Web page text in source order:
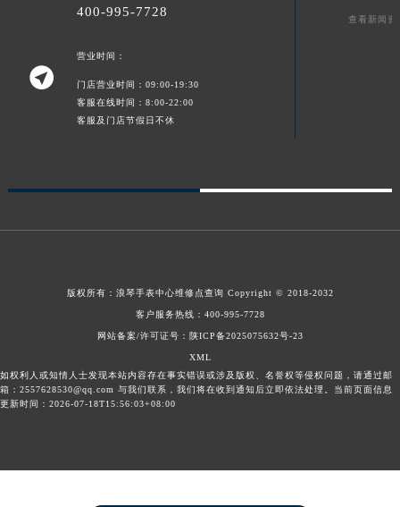
400-995-7728

营业时间：
门店营业时间：09:00-19:30
客服在线时间：8:00-22:00
客服及门店节假日不休
查看新闻资
版权所有： 浪琴手表中心维修点查询 Copyright © 2018-2032
客户服务热线： 400-995-7728
网站备案/许可证号：陕ICP备2025075632号-23
XML
如权利人或知情人士发现本站内容存在事实错误或涉及版权、名誉权等侵权问题，请通过邮
箱：2557628530@qq.com 与我们联系，我们将在收到通知后立即依法处理。当前页面信息
更新时间：2026-07-18T15:56:03+08:00